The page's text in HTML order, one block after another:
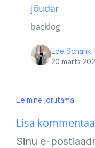
jõudar
backlog
Ede Schank
20 märts
Navigeerimine
Eelmine jörutama
Lisa
Sinu e-